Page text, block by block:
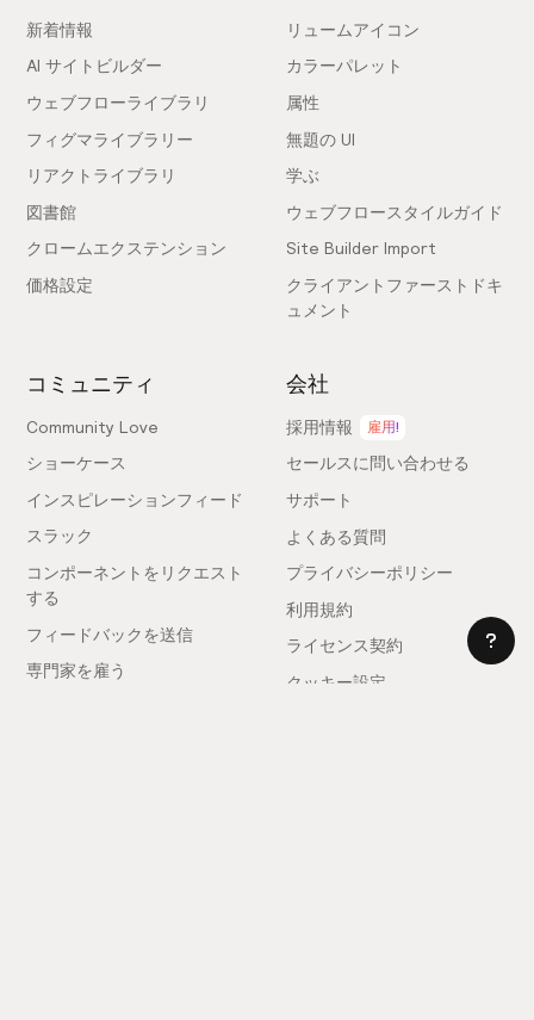
新着情報
AI サイトビルダー
ウェブフローライブラリ
フィグマライブラリー
リアクトライブラリ
図書館
クロームエクステンション
価格設定
リュームアイコン
カラーパレット
属性
無題の UI
学ぶ
ウェブフロースタイルガイド
Site Builder Import
クライアントファーストドキ
ュメント
コミュニティ
Community Love
ショーケース
インスピレーションフィード
スラック
コンポーネントをリクエスト
する
フィードバックを送信
専門家を雇う
会社
採用情報 雇用!
セールスに問い合わせる
サポート
よくある質問
プライバシーポリシー
利用規約
ライセンス契約
クッキー設定